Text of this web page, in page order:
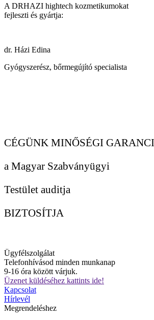
A DRHAZI hightech kozmetikumokat
fejleszti és gyártja:
dr. Házi Edina
Gyógyszerész, bőrmegújító specialista
CÉGÜNK MINŐSÉGI
a Magyar Szabványügyi
Testület auditja
BIZTOSÍTJA
Ügyfélszolgálat
Telefonhívásod minden munkanap
9-16 óra között várjuk.
Üzenet küldéséhez kattints ide!
Kapcsolat
Hírlevél
Megrendeléshez